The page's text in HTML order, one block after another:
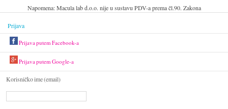
Napomena: Macula lab d.o.o. nije u sustavu PDV-a prema čl.90. Zakona
Prijava
Prijava putem Facebook-a
Prijava putem Google-a
Korisničko ime (email)